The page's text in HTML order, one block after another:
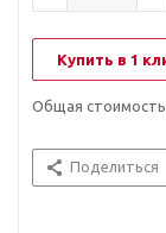
Купить в 1
Общая стоимость
Поделиться